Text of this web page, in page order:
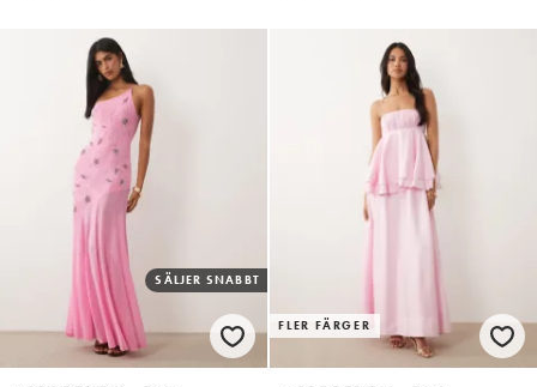
SÄLJER SNABBT
FLER FÄRGER